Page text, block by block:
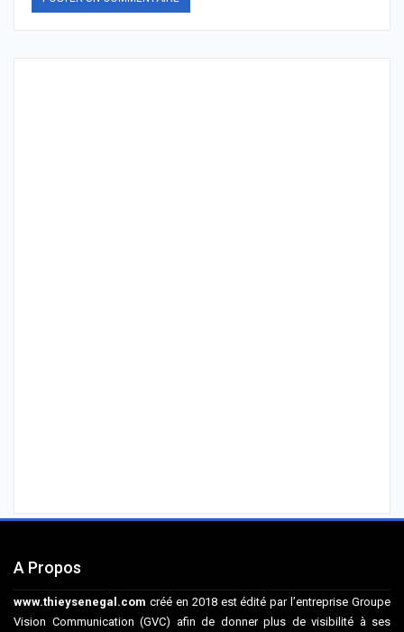
A Propos
www.thieysenegal.com créé en 2018 est édité par l’entreprise Groupe
Vision Communication (GVC) afin de donner plus de visibilité à ses